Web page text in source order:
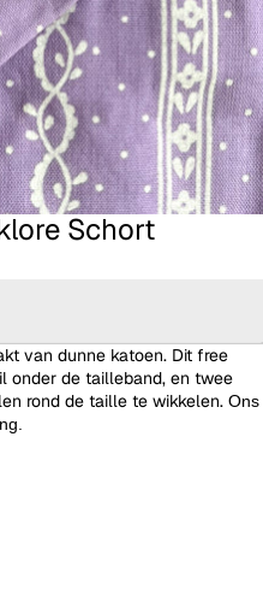
Schort
van dunne katoen. Dit free
onder de tailleband, en twee
rond de taille te wikkelen. Ons